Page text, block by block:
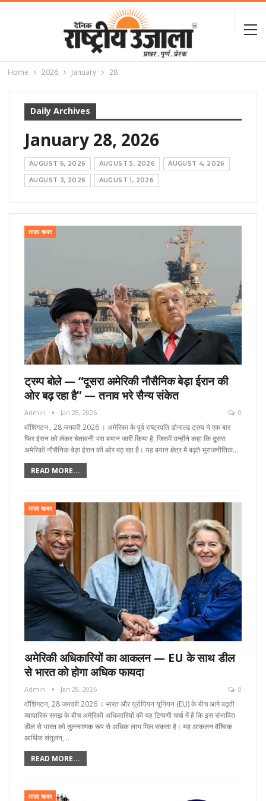
Home 2026 January 28
Daily Archives
January 28, 2026
AUGUST 6, 2026 AUGUST 5, 2026 AUGUST 4, 2026
AUGUST 3, 2026 AUGUST 1, 2026
ताज़ा खबर
ट्रम्प बोले — “दूसरा अमेरिकी नौसैनिक बेड़ा ईरान की
ओर बढ़ रहा है” — तनाव भरे सैन्य संकेत
Admin Jan 28, 2026 0
वॉशिंगटन , 28 जनवरी 2026 । अमेरिका के पूर्व राष्ट्रपति डोनाल्ड ट्रम्प ने एक बार
फिर ईरान को लेकर चेतावनी भरा बयान जारी किया है, जिसमें उन्होंने कहा कि दूसरा
अमेरिकी नौसैनिक बेड़ा ईरान की ओर बढ़ रहा है। यह बयान क्षेत्र में बढ़ते भूराजनीतिक…
READ MORE...
ताज़ा खबर
अमेरिकी अधिकारियों का आकलन — EU के साथ डील
से भारत को होगा अधिक फायदा
Admin Jan 28, 2026 0
वॉशिंगटन, 28 जनवरी 2026 । भारत और यूरोपियन यूनियन (EU) के बीच आगे बढ़ती
व्यापारिक समझ के बीच अमेरिकी अधिकारियों की यह टिप्पणी चर्चा में है कि इस संभावित
डील से भारत को तुलनात्मक रूप से अधिक लाभ मिल सकता है। यह आकलन वैश्विक
आर्थिक संतुलन,…
READ MORE...
ताज़ा खबर